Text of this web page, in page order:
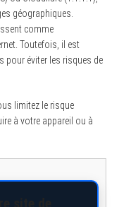
géographiques.
comme
Toutefois, il est
pour éviter les risques de
limitez le risque
à votre appareil ou à